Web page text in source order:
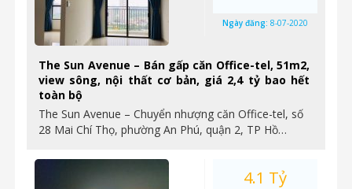
The Sun Avenue – Bán gấp căn Office-tel, 51m2,
view sông, nội thất cơ bản, giá 2,4 tỷ bao hết
toàn bộ
The Sun Avenue – Chuyển nhượng căn Office-tel, số
28 Mai Chí Thọ, phường An Phú, quận 2, TP Hồ…
Ngày đăng: 8-07-2020
4.1 Tỷ